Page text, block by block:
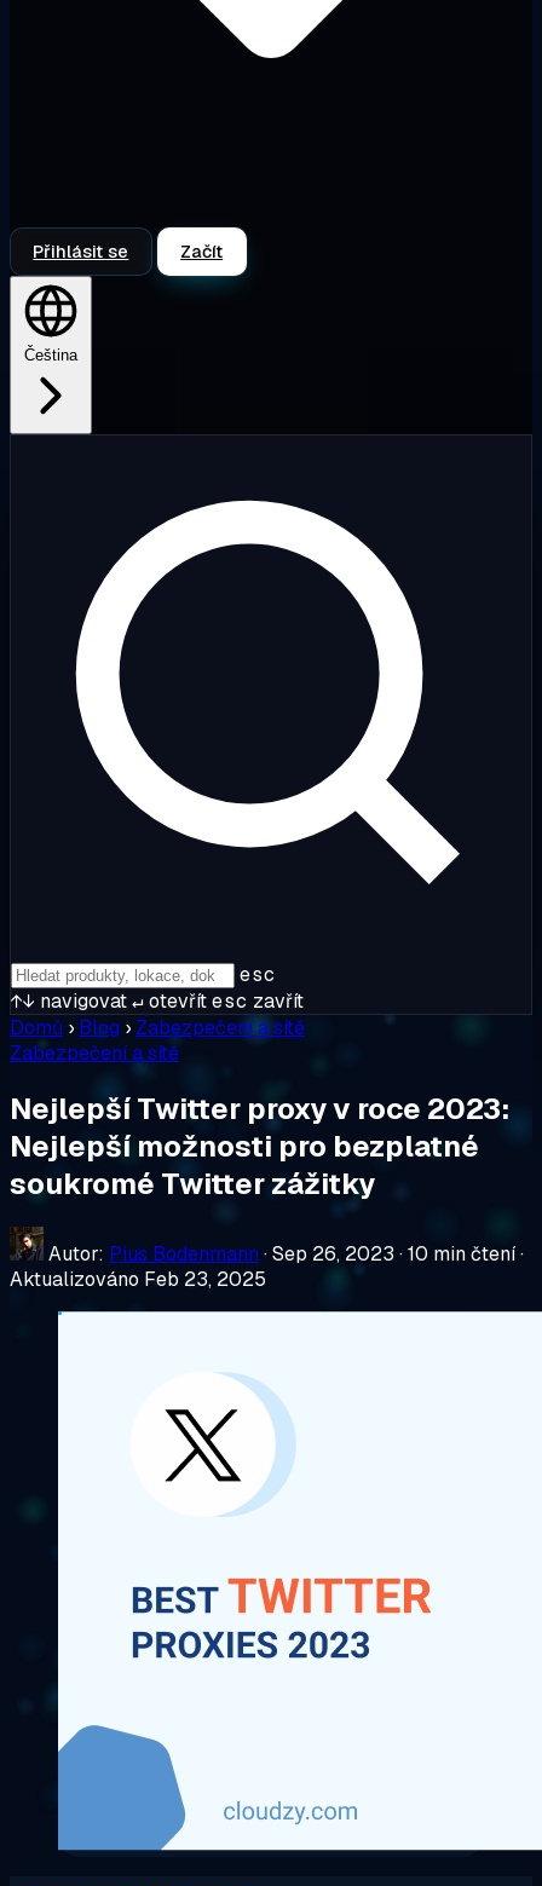
Přihlásit se Začít
Čeština
esc
↑↓ navigovat↵otevřítesc zavřít
Domů › Blog › Zabezpečení a sítě
Zabezpečení a sítě
Nejlepší Twitter proxy v roce 2023:
Nejlepší možnosti pro bezplatné
soukromé Twitter zážitky
Autor: Pius Bodenmann ·Sep 26, 2023 ·10 min čtení·
Aktualizováno Feb 23, 2025